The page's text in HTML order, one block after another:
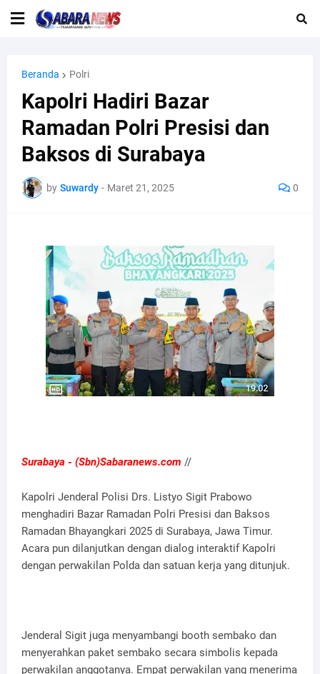
Beranda Polri
Kapolri Hadiri Bazar
Ramadan Polri Presisi dan
Baksos di Surabaya
by Suwardy - Maret 21, 2025 0
Surabaya - (Sbn)Sabaranews.com //
Kapolri Jenderal Polisi Drs. Listyo Sigit Prabowo
menghadiri Bazar Ramadan Polri Presisi dan Baksos
Ramadan Bhayangkari 2025 di Surabaya, Jawa Timur.
Acara pun dilanjutkan dengan dialog interaktif Kapolri
dengan perwakilan Polda dan satuan kerja yang ditunjuk.
Jenderal Sigit juga menyambangi booth sembako dan
menyerahkan paket sembako secara simbolis kepada
perwakilan anggotanya. Empat perwakilan yang menerima